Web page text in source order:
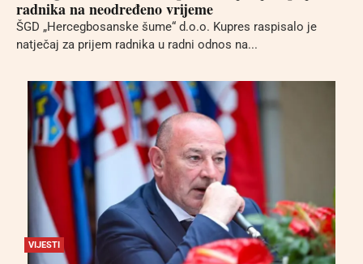
radnika na neodređeno vrijeme
ŠGD „Hercegbosanske šume“ d.o.o. Kupres raspisalo je
natječaj za prijem radnika u radni odnos na...
VIJESTI